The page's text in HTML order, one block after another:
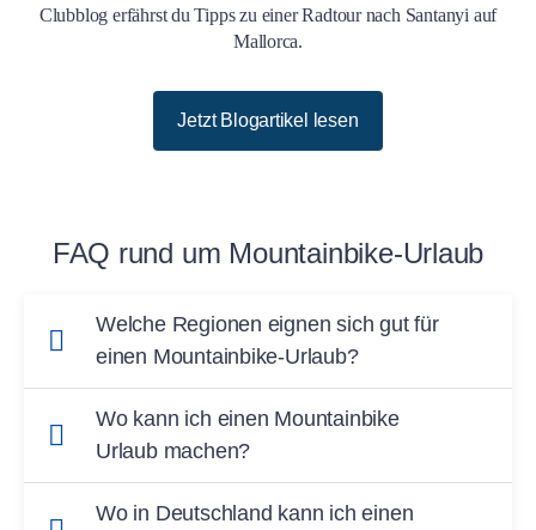
Clubblog erfährst du Tipps zu einer Radtour nach Santanyi auf
Mallorca.
Jetzt Blogartikel lesen
FAQ rund um Mountainbike-Urlaub
Welche Regionen eignen sich gut für
einen Mountainbike-Urlaub?
Für einen Mountainbike Urlaub eignen sich die
Ferienregionen in den deutschen,
hervorragend. Wer moderat in diese beliebte
Wo kann ich einen Mountainbike
Urlaub machen?
Ursprüngliche Natur erleben und aus einer
Wo in Deutschland kann ich einen